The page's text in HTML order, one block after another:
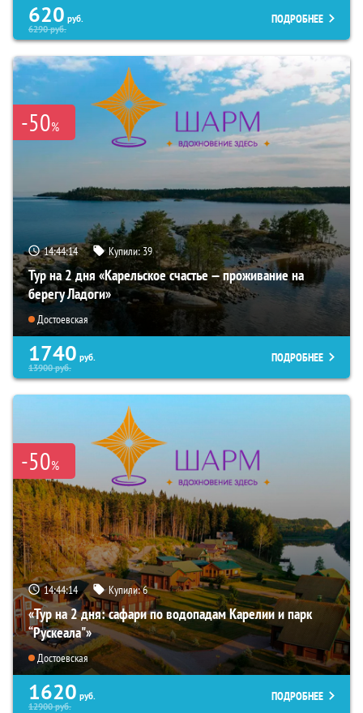
620 руб.
6290руб.
ПОДРОБНЕЕ
-50%
14:44:12 Купили:39
Тур на 2 дня «Карельское счастье — проживание на
берегу Ладоги»
Достоевская
1740 руб.
13900руб.
ПОДРОБНЕЕ
-50%
14:44:12 Купили:6
«Тур на 2 дня: сафари по водопадам Карелии и парк
“Рускеала"»
Достоевская
1620 руб.
12900руб.
ПОДРОБНЕЕ